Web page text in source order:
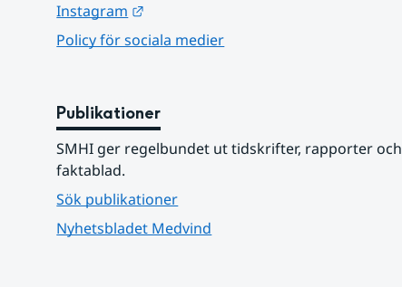
Instagram
Policy för sociala medier
Publikationer
SMHI ger regelbundet ut tidskrifter, rapporter och
faktablad.
Sök publikationer
Nyhetsbladet Medvind